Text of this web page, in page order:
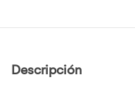
Descripción